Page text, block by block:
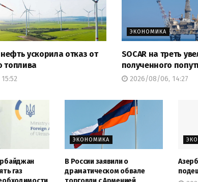
ускорила отказ от
топлива
ЭКОНОМИКА
SOCAR на треть
полученного
2026/08/06, 14:27
газ
ЭКОНОМИКА
В России заявили о
драматическом обвале